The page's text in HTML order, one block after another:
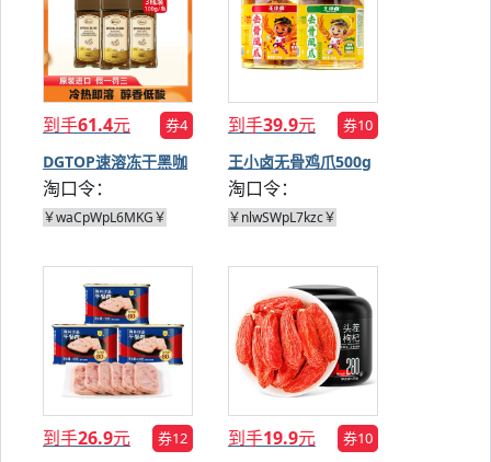
到手61.4元 券4
DGTOP速溶冻干黑咖
啡100g*3
淘口令：
￥waCpWpL6MKG￥
到手39.9元 券10
王小卤无骨鸡爪500g
淘口令：
￥nlwSWpL7kzc￥
到手26.9元 券12 到手19.9元 券10